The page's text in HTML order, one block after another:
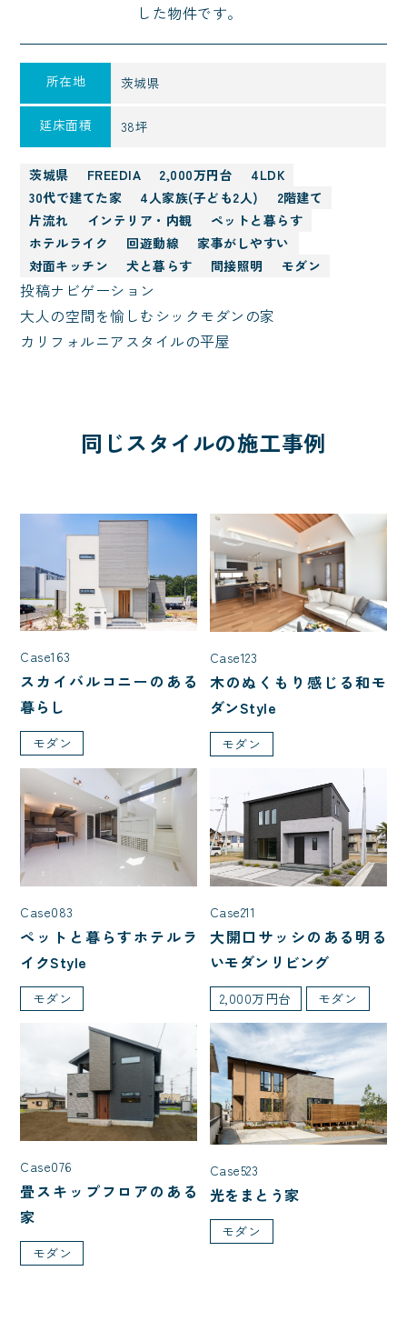
した物件です。
所在地 茨城県
延床面積 38坪
茨城県 FREEDIA 2,000万円台
4LDK
30代で建てた家
4人家族(子ども2人)
2階建て
片流れ
インテリア・内観
ペットと暮らす
ホテルライク
回遊動線
家事がしやすい
対面キッチン
犬と暮らす 間接照明 モダン
投稿ナビゲーション
大人の空間を愉しむシックモダンの家
カリフォルニアスタイルの平屋
同じスタイルの施工事例
Case163
スカイバルコニーのある
暮らし
モダン
Case123
木のぬくもり感じる和モ
ダンStyle
モダン
Case083
ペットと暮らすホテルラ
イクStyle
モダン
Case211
大開口サッシのある明る
いモダンリビング
2,000万円台 モダン
Case076
畳スキップフロアのある
家
モダン
Case523
光をまとう家
モダン